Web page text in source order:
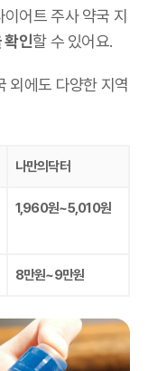
어트 주사 약국 지
확인할 수 있어요.
외에도 다양한 지역
나만의닥터
1,960원~5,010원
8만원~9만원